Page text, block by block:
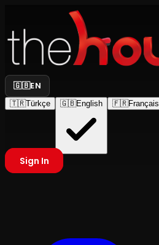
🇬🇧EN
🇹🇷Türkçe 🇬🇧English 🇫🇷Français
Sign In